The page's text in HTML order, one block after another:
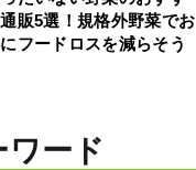
販5選！規格外野菜でお
フードロスを減らそう
ワード